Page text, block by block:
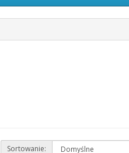
Sortowanie: